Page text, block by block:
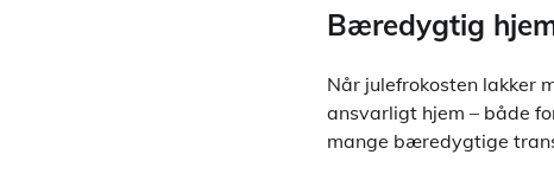
Bæredygtig
Når julefrokosten lakker
ansvarligt hjem – både
mange bæredygtige